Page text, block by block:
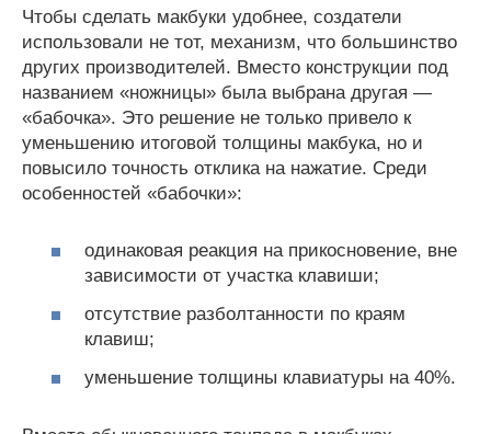
Чтобы сделать макбуки удобнее, создатели
использовали не тот, механизм, что большинство
других производителей. Вместо конструкции под
названием «ножницы» была выбрана другая —
«бабочка». Это решение не только привело к
уменьшению итоговой толщины макбука, но и
повысило точность отклика на нажатие. Среди
особенностей «бабочки»:
одинаковая реакция на прикосновение, вне
зависимости от участка клавиши;
отсутствие разболтанности по краям
клавиш;
уменьшение толщины клавиатуры на 40%.